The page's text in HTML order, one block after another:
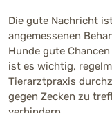
Die gute Nachricht
angemessenen
Hunde gute
ist es wichtig,
Tierarztpraxis
gegen Zecken zu